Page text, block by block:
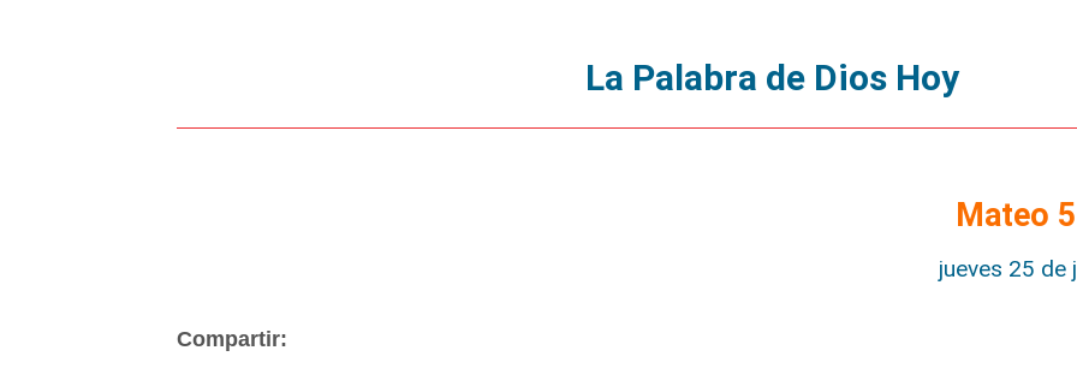
La Palabra de Dios Hoy
Mateo
jueves 25 de
Compartir: